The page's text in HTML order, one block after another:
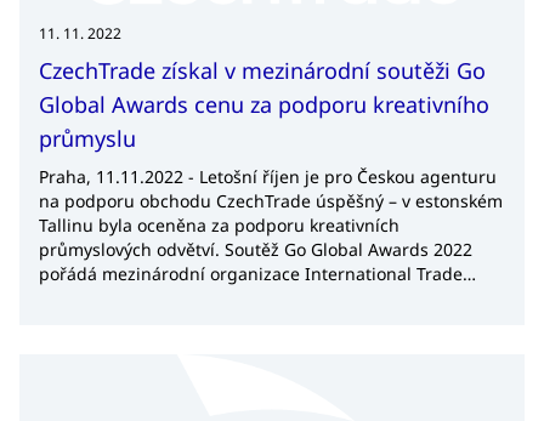
11. 11. 2022
CzechTrade získal v mezinárodní soutěži Go
Global Awards cenu za podporu kreativního
průmyslu
Praha, 11.11.2022 - Letošní říjen je pro Českou agenturu
na podporu obchodu CzechTrade úspěšný – v estonském
Tallinu byla oceněna za podporu kreativních
průmyslových odvětví. Soutěž Go Global Awards 2022
pořádá mezinárodní organizace International Trade